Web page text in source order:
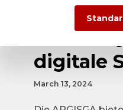
digitale
March 13, 2024